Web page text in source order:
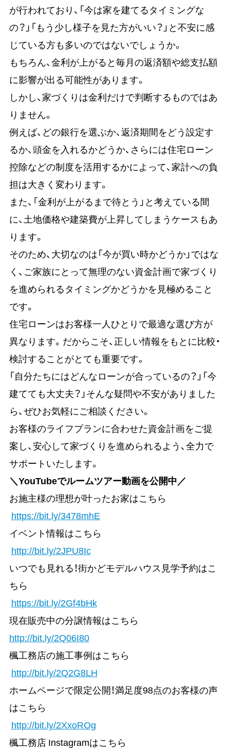
が行われており、「今は家を建てるタイミングな
の？」「もう少し様子を見た方がいい？」と不安に感
じている方も多いのではないでしょうか。
もちろん、金利が上がると毎月の返済額や総支払額
に影響が出る可能性があります。
しかし、家づくりは金利だけで判断するものではあ
りません。
例えば、どの銀行を選ぶか、返済期間をどう設定す
るか、頭金を入れるかどうか、さらには住宅ローン
控除などの制度を活用するかによって、家計への負
担は大きく変わります。
また、「金利が上がるまで待とう」と考えている間
に、土地価格や建築費が上昇してしまうケースもあ
ります。
そのため、大切なのは「今が買い時かどうか」ではな
く、ご家族にとって無理のない資金計画で家づくり
を進められるタイミングかどうかを見極めること
です。
住宅ローンはお客様一人ひとりで最適な選び方が
異なります。だからこそ、正しい情報をもとに比較・
検討することがとても重要です。
「自分たちにはどんなローンが合っているの？」「今
建てても大丈夫？」そんな疑問や不安がありました
ら、ぜひお気軽にご相談ください。
お客様のライフプランに合わせた資金計画をご提
案し、安心して家づくりを進められるよう、全力で
サポートいたします。
＼YouTubeでルームツアー動画を公開中／
お施主様の理想が叶ったお家はこちら
https://bit.ly/3478mhE
イベント情報はこちら
http://bit.ly/2JPU8Ic
いつでも見れる！街かどモデルハウス見学予約はこ
ちら
https://bit.ly/2Gf4bHk
現在販売中の分譲情報はこちら
http://bit.ly/2Q06I80
楓工務店の施工事例はこちら
http://bit.ly/2Q2G8LH
ホームページで限定公開！満足度98点のお客様の声
はこちら
http://bit.ly/2XxoROg
楓工務店 Instagramはこちら